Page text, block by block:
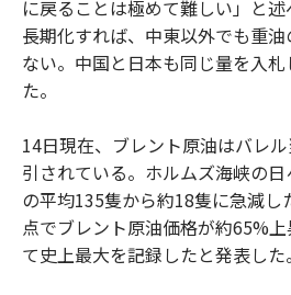
に戻ることは極めて難しい」と
長期化すれば、中東以外でも重
ない。中国と日本も同じ量を入
た。
14日現在、ブレント原油はバレ
引されている。ホルムズ海峡の
の平均135隻から約18隻に急減
点でブレント原油価格が約65%
て史上最大を記録したと発表した。